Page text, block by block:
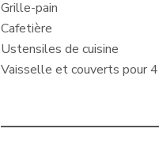
Grille-pain
Cafetière
Ustensiles de cuisine
Vaisselle et couverts pour